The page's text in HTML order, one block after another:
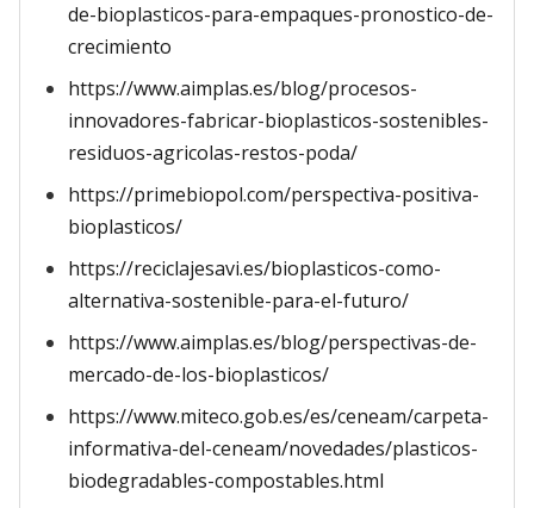
de-bioplasticos-para-empaques-pronostico-de-
crecimiento
https://www.aimplas.es/blog/procesos-
innovadores-fabricar-bioplasticos-sostenibles-
residuos-agricolas-restos-poda/
https://primebiopol.com/perspectiva-positiva-
bioplasticos/
https://reciclajesavi.es/bioplasticos-como-
alternativa-sostenible-para-el-futuro/
https://www.aimplas.es/blog/perspectivas-de-
mercado-de-los-bioplasticos/
https://www.miteco.gob.es/es/ceneam/carpeta-
informativa-del-ceneam/novedades/plasticos-
biodegradables-compostables.html